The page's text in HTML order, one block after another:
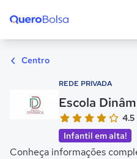
Centro
REDE PRIVADA
Escola
4.5
Infantil em alta!
Conheça informações